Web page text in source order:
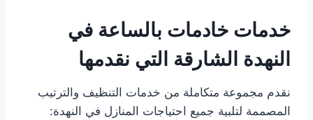
خدمات خادمات بالساعة في
النهدة الشارقة التي نقدمها
نقدم مجموعة متكاملة من خدمات التنظيف والترتيب
المصممة لتلبية جميع احتياجات المنازل في النهدة: